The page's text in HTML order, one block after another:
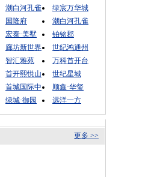
潮白河孔雀
绿宸万华城
国隆府
潮白河孔雀
宏泰·美墅
铂铭郡
廊坊新世界
世纪鸿通州
智汇雅苑
万科首开台
首开熙悦山
世纪星城
首城国际中
顺鑫·华玺
绿城·御园
远洋一方
更多 >>